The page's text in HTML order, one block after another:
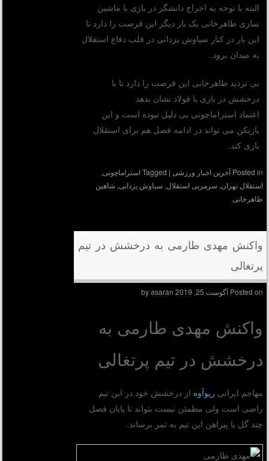
البته با توجه به اخراج دانشگر در بازی با ماشین
سازی طاهرخانی یک بار دیگر این فرصت را دارد تا
این بار در کنار سیاوش یزدانی در قلب دفاع استقلال
به میدان برود.
بی تردید طاهرخانی این فرصت را دارد تا با
درخشش در بازی با فولاد نشان بدهد
اعتماد استراماچونی بی دلیل نبوده است و این
بازیکن می تواند در ادامه فصل هم برای استقلال
بازی کند.
Posted inآخرین اخبار ورزشی |
Taggedاستراماچونی,
استقلال تهران,سرمربی استقلال,سیاوش یزدانی,شاهین
طاهرخانی
واکنش مهدی طارمی به درخشش در تیم
پرتغالی
Posted onآگوست 25, 2019 by
asaran
واکنش مهدی طارمی به
درخشش در تیم پرتغالی
مهاجم ایرانیریوآوهاز درخشش خود در این تیم
راضی است ولی مطمئن نیست بتواند تا پایان فصل
چند گل با پیراهن این تیم به ثمر برساند.